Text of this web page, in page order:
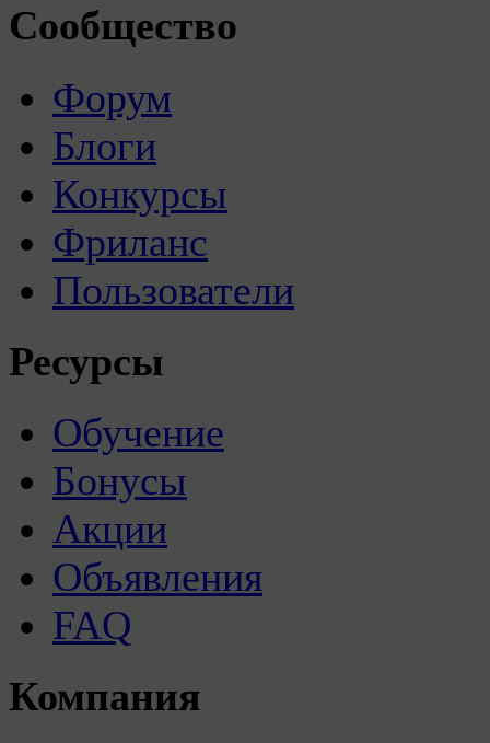
Сообщество
Форум
Блоги
Конкурсы
Фриланс
Пользователи
Ресурсы
Обучение
Бонусы
Акции
Объявления
FAQ
Компания